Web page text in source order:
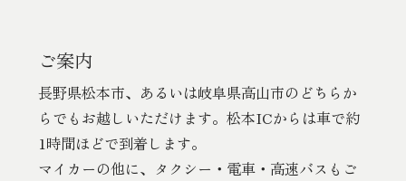
ご案内
長野県松本市、あるいは岐阜県高山市のどちらか
らでもお越しいただけます。松本ICからは車で約
1時間ほどで到着します。
マイカーの他に、タクシー・電車・高速バスもご